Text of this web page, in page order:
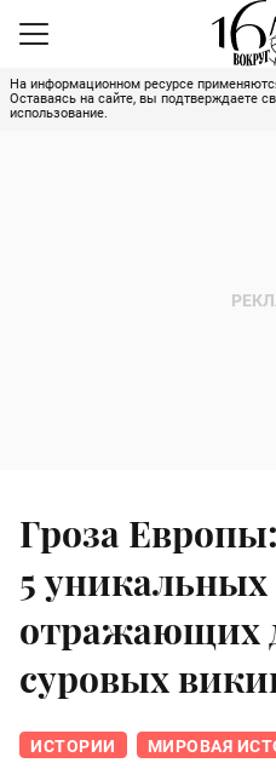
На информационном ресурсе
Оставаясь на сайте, вы подтверждаете
использование.
Гроза
5 уникальных
отражающих
суровых
ИСТОРИИ МИРОВАЯ